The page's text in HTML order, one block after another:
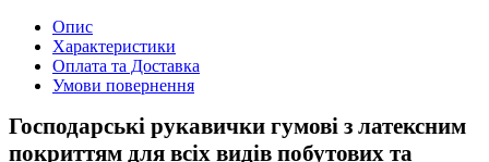
Опис
Характеристики
Оплата та Доставка
Умови повернення
Господарські рукавички гумові з латексним
покриттям для всіх видів побутових та